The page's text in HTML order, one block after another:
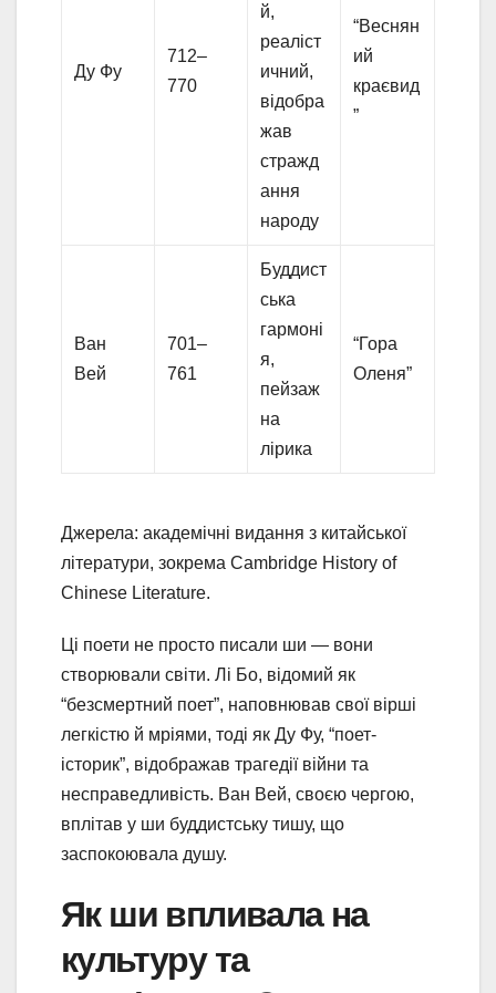
Ду Фу
712–
770
й,
реаліст
ичний,
відобра
жав
стражд
ання
народу
“Веснян
ий
краєвид
”
Ван
Вей
701–
761
Буддист
ська
гармоні
я,
пейзаж
на
лірика
“Гора
Оленя”
Джерела: академічні видання з китайської
літератури, зокрема Cambridge History of
Chinese Literature.
Ці поети не просто писали ши — вони
створювали світи. Лі Бо, відомий як
“безсмертний поет”, наповнював свої вірші
легкістю й мріями, тоді як Ду Фу, “поет-
історик”, відображав трагедії війни та
несправедливість. Ван Вей, своєю чергою,
вплітав у ши буддистську тишу, що
заспокоювала душу.
Як ши впливала на
культуру та